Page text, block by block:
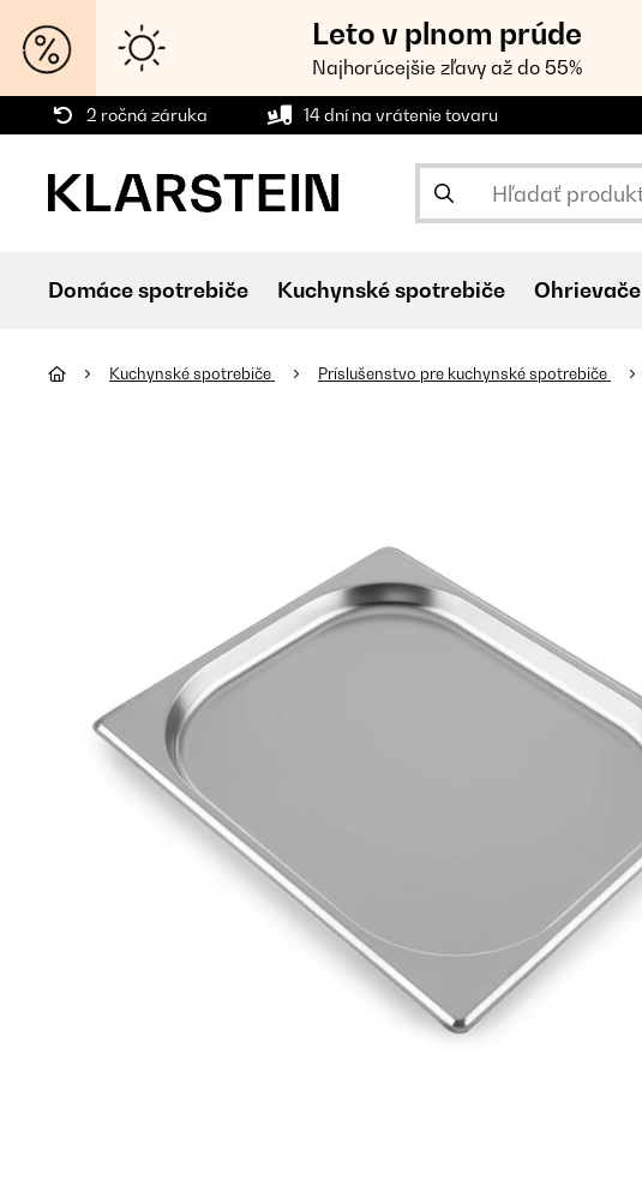
Leto v plnom prúde
Najhorúcejšie zľavy až do 55%
2 ročná záruka 14 dní na vrátenie tovaru
Domáce spotrebiče Kuchynské spotrebiče Ohrievače
Kuchynské spotrebiče Príslušenstvo pre kuchynské spotrebiče